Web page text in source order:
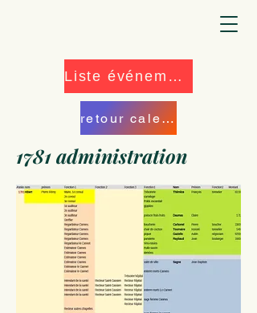
Liste événements
retour calendrier
1781 administration